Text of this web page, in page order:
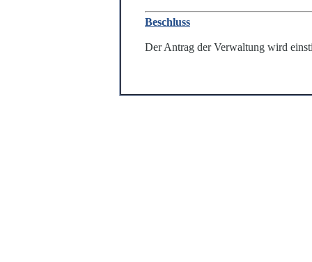
Beschluss
Der Antrag der Verwaltung wird